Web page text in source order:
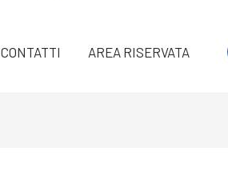
CONTATTI AREA RISERVATA